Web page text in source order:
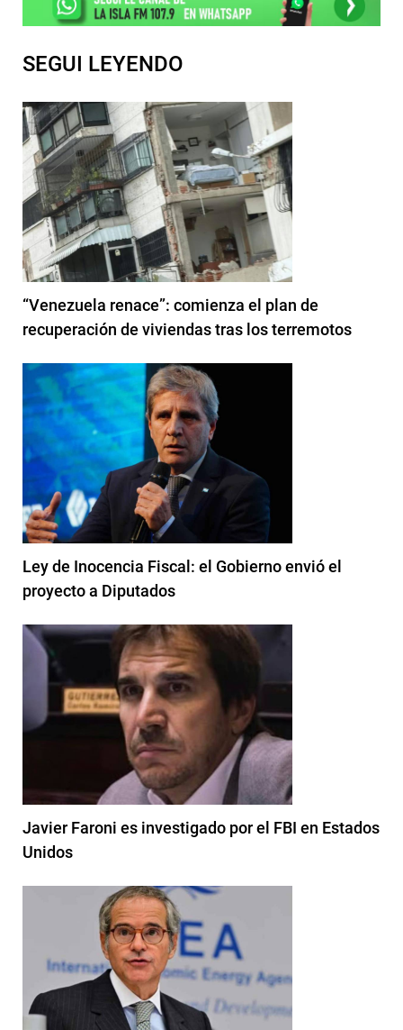
SEGUI LEYENDO
“Venezuela renace”: comienza el plan de
recuperación de viviendas tras los terremotos
Ley de Inocencia Fiscal: el Gobierno envió el
proyecto a Diputados
Javier Faroni es investigado por el FBI en Estados
Unidos